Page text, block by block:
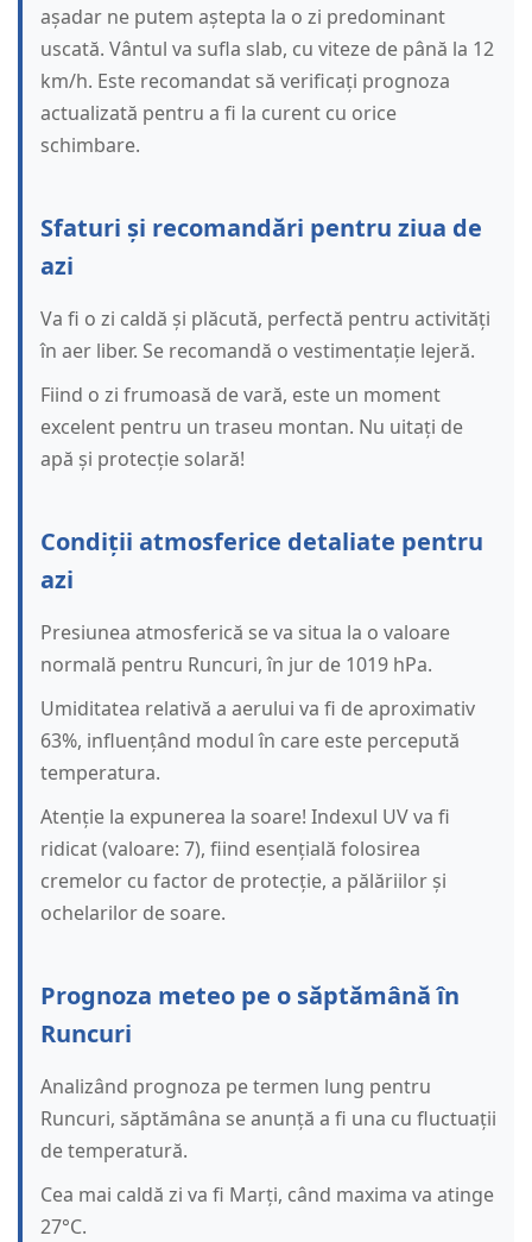
așadar ne putem aștepta la o zi predominant
uscată. Vântul va sufla slab, cu viteze de până la 12
km/h. Este recomandat să verificați prognoza
actualizată pentru a fi la curent cu orice
schimbare.
Sfaturi și recomandări pentru ziua de
azi
Va fi o zi caldă și plăcută, perfectă pentru activități
în aer liber. Se recomandă o vestimentație lejeră.
Fiind o zi frumoasă de vară, este un moment
excelent pentru un traseu montan. Nu uitați de
apă și protecție solară!
Condiții atmosferice detaliate pentru
azi
Presiunea atmosferică se va situa la o valoare
normală pentru Runcuri, în jur de 1019 hPa.
Umiditatea relativă a aerului va fi de aproximativ
63%, influențând modul în care este percepută
temperatura.
Atenție la expunerea la soare! Indexul UV va fi
ridicat (valoare: 7), fiind esențială folosirea
cremelor cu factor de protecție, a pălăriilor și
ochelarilor de soare.
Prognoza meteo pe o săptămână în
Runcuri
Analizând prognoza pe termen lung pentru
Runcuri, săptămâna se anunță a fi una cu fluctuații
de temperatură.
Cea mai caldă zi va fi Marți, când maxima va atinge
27°C.